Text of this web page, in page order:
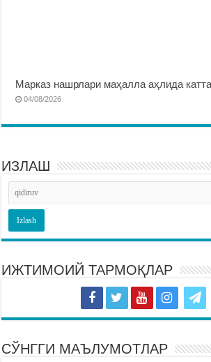
Марказ нашрлари маҳалла аҳлида
04/08/2026
ИЗЛАШ
ИЖТИМОИЙ ТАРМОҚЛАР
СЎНГГИ МАЪЛУМОТЛАР